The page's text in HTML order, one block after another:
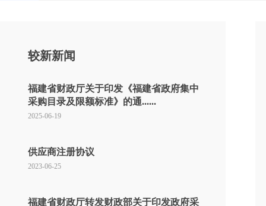
较新新闻
福建省财政厅关于印发《福建省政府集中
采购目录及限额标准》的通......
2025-06-19
供应商注册协议
2023-06-25
福建省财政厅转发财政部关于印发政府采